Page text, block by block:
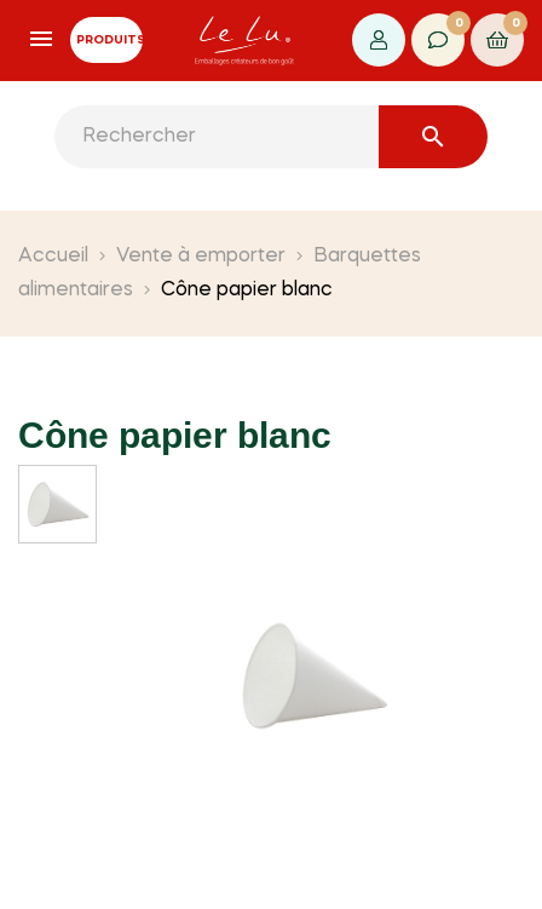
PRODUITS
0 0

Accueil Vente à emporter
Barquettes
alimentaires
Cône papier blanc
Cône papier blanc